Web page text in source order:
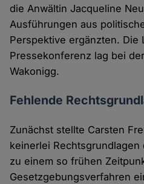
die Anwältin Jacqueline
Ausführungen aus
Perspektive ergänzten. Die
Pressekonferenz lag bei
Wakonigg.
Fehlende
Zunächst stellte Carsten
keinerlei
zu einem so frühen
Gesetzgebungsverfahren